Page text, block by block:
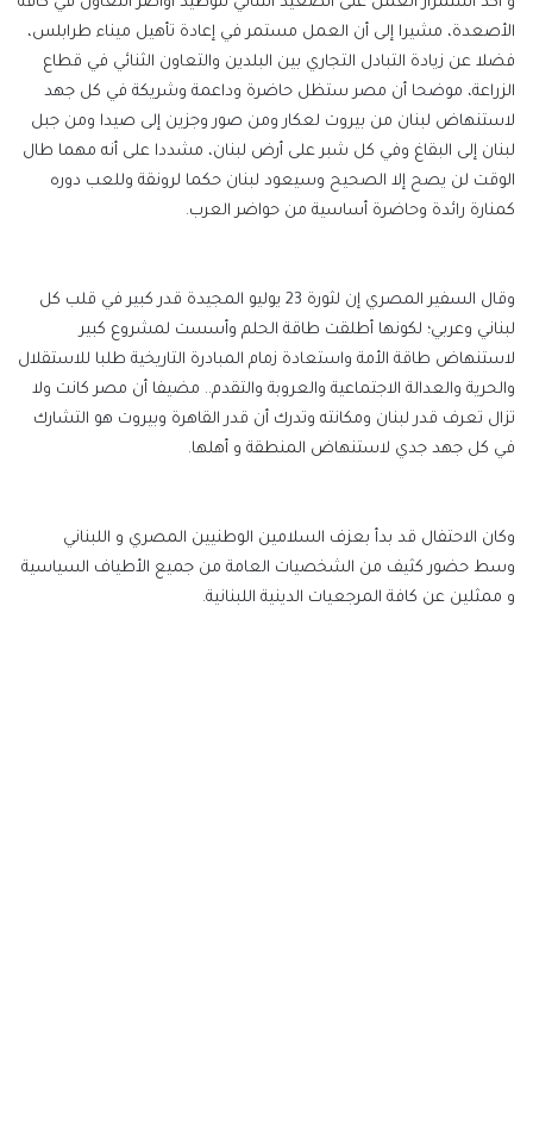
الأصعدة، مشيرا إلى أن العمل مستمر في إعادة تأهيل ميناء طرابلس،
فضلا عن زيادة التبادل التجاري بين البلدين والتعاون الثنائي في قطاع
الزراعة، موضحا أن مصر ستظل حاضرة وداعمة وشريكة في كل جهد
لاستنهاض لبنان من بيروت لعكار ومن صور وجزين إلى صيدا ومن جبل
لبنان إلى البقاغ وفي كل شبر على أرض لبنان، مشددا على أنه مهما طال
الوقت لن يصح إلا الصحيح وسيعود لبنان حكما لرونقة وللعب دوره
كمنارة رائدة وحاضرة أساسية من حواضر العرب.
وقال السفير المصري إن لثورة 23 يوليو المجيدة قدر كبير في قلب كل
لبناني وعربي؛ لكونها أطلقت طاقة الحلم وأسست لمشروع كبير
لاستنهاض طاقة الأمة واستعادة زمام المبادرة التاريخية طلبا للاستقلال
والحرية والعدالة الاجتماعية والعروبة والتقدم.. مضيفا أن مصر كانت ولا
تزال تعرف قدر لبنان ومكانته وتدرك أن قدر القاهرة وبيروت هو التشارك
في كل جهد جدي لاستنهاض المنطقة و أهلها.
وكان الاحتفال قد بدأ بعزف السلامين الوطنيين المصري و اللبناني
وسط حضور كثيف من الشخصيات العامة من جميع الأطياف السياسية
و ممثلين عن كافة المرجعيات الدينية اللبنانية.